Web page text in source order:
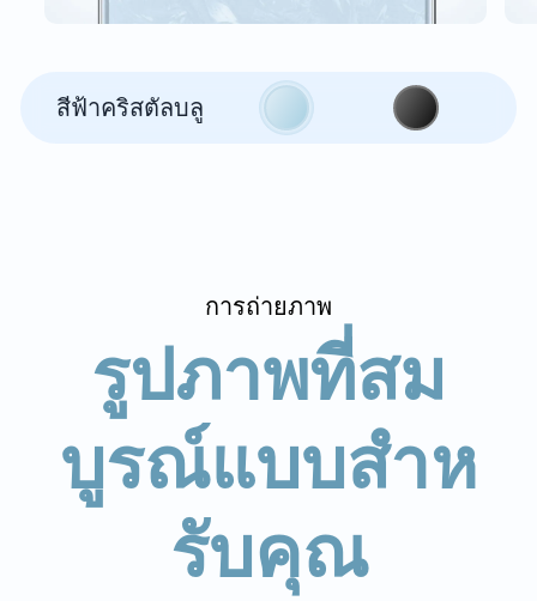
สีฟ้าคริสตัลบลู
การถ่ายภาพ
รูปภาพที่สม
บูรณ์แบบสําห
รับคุณ